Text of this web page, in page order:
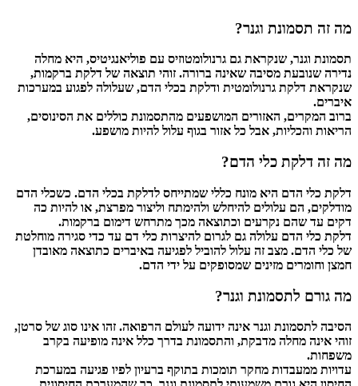
מה זה תסמונת וגנר?
תסמונת וגנר, שנקראת גם גרנולומטוזיס עם פוליאנגיטיס, היא מחלה
נדירה שנובעת מסיבה שאינה ברורה. זוהי תוצאה של דלקת ברקמות,
שנקראת דלקת גרנולומטית ודלקת בכלי הדם, שעלולה לפגוע במערכות
איברים.
ברוב המקרים, האזורים המושפעים מהתסמונת כוללים את הסינוסים,
הריאות והכליות, אבל כל אזור בגוף עלול להיות מושפע.
מה זה דלקת כלי הדם?
דלקת כלי הדם היא מונח כללי שמתייחס לדלקת בכלי הדם. כשכלי הדם
מודלקים, הם עלולים להיחלש ולהימתח וליצור מפרצת, או להיות כה
דקים עד שהם נקרעים וכתוצאה מכך מתרחש דימום ברקמות.
דלקת כלי הדם עלולה גם לגרום להיצרות כלי דם עד כדי סגירה מוחלטת
של כלי הדם. מצב זה עלול להוביל לפגיעה באיברים כתוצאה מאובדן
חמצן וחומרים מזינים שמסופקים על ידי הדם.
מה גורם לתסמונת וגנר?
הסיבה לתסמונת וגנר אינה ידועה לעולם הרפואה. זהו אינו סוג של סרטן,
זוהי אינה מחלה מדבקת, והתסמונת בדרך כלל אינה מופיעה בקרב
משפחות.
עדויות ממעבדות מחקר תומכות בתוקף ברעיון לפיו פגיעה במערכת